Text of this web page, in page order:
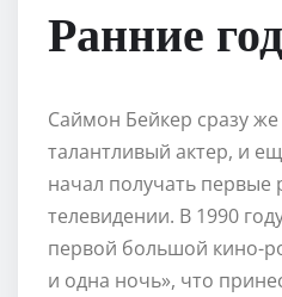
Ранние
Саймон Бейкер сразу
талантливый актер, и
начал получать первые
телевидении. В 1990
первой большой кино-
и одна ночь», что